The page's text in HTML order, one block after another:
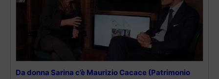
Da donna Sarina c’è Maurizio Cacace (Patrimonio